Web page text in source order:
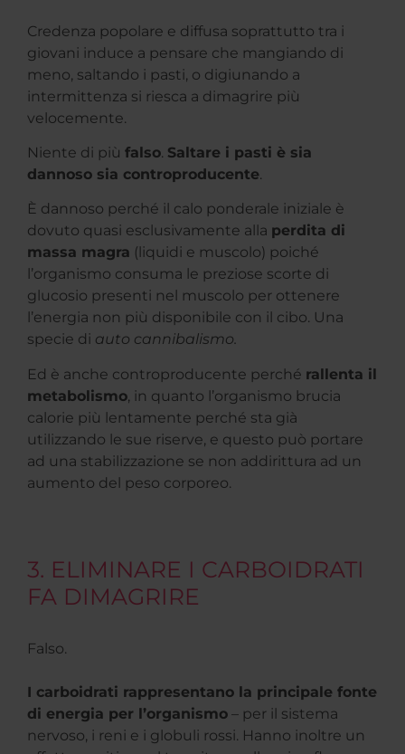
Credenza popolare e diffusa soprattutto tra i
giovani induce a pensare che mangiando di
meno, saltando i pasti, o digiunando a
intermittenza si riesca a dimagrire più
velocemente.
Niente di più falso. Saltare i pasti è sia
dannoso sia controproducente.
È dannoso perché il calo ponderale iniziale è
dovuto quasi esclusivamente alla perdita di
massa magra (liquidi e muscolo) poiché
l’organismo consuma le preziose scorte di
glucosio presenti nel muscolo per ottenere
l’energia non più disponibile con il cibo. Una
specie di auto cannibalismo.
Ed è anche controproducente perché rallenta il
metabolismo , in quanto l’organismo brucia
calorie più lentamente perché sta già
utilizzando le sue riserve, e questo può portare
ad una stabilizzazione se non addirittura ad un
aumento del peso corporeo.
3. ELIMINARE I CARBOIDRATI
FA DIMAGRIRE
Falso.
I carboidrati rappresentano la principale fonte
di energia per l’organismo – per il sistema
nervoso, i reni e i globuli rossi. Hanno inoltre un